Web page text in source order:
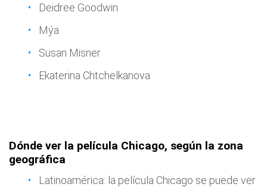
Deidree Goodwin
Mýa
Susan Misner
Ekaterina Chtchelkanova
Dónde ver la película Chicago, según la zona
geográfica
Latinoamérica: la película Chicago se puede ver